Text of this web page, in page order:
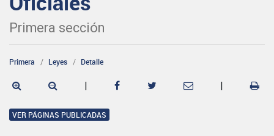
Primera sección
Primera Leyes Detalle
| |
VER PÁGINAS PUBLICADAS